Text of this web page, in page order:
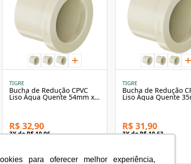
para oferecer melhor experiência,
TIGRE
Bucha de Redução CPVC
Liso Água Quente 54mm x
42mm Aquaterm - Tigre
R$ 32,90
3X deR$ 10,96
TIGRE
Bucha de Redução
Liso Água Quente
28mm Aquaterm -
R$ 31,90
3X deR$ 10,63